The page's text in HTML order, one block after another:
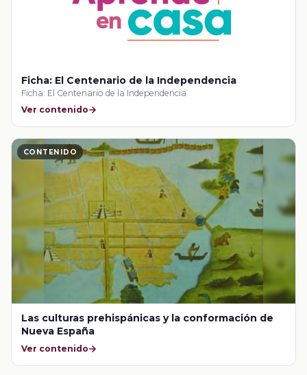
Ficha: El Centenario de la Independencia
Ficha: El Centenario de la Independencia
Ver contenido
CONTENIDO
Las culturas prehispánicas y la conformación de
Nueva España
Ver contenido